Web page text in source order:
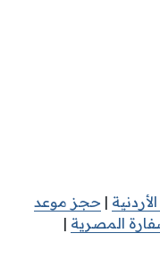
| حجز موعد
المصرية |